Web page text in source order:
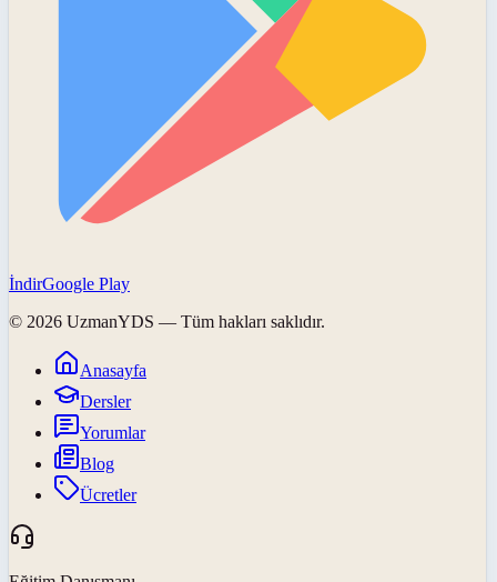
İndirGoogle Play
© 2026 UzmanYDS — Tüm hakları saklıdır.
Anasayfa
Dersler
Yorumlar
Blog
Ücretler